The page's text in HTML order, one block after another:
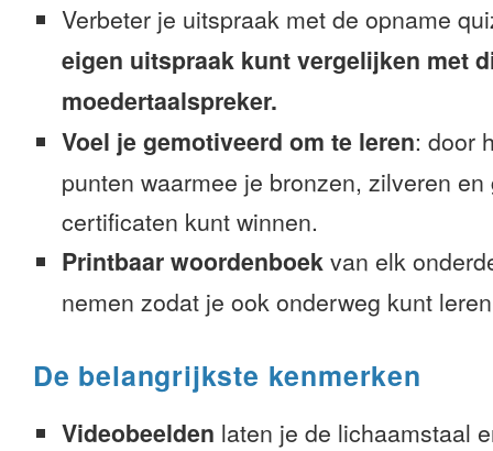
Verbeter je uitspraak met de opname
eigen uitspraak kunt vergelijken met
moedertaalspreker.
Voel je gemotiveerd om te leren: door
punten waarmee je bronzen, zilveren en
certificaten kunt winnen.
Printbaar woordenboek van elk
nemen zodat je ook onderweg kunt
De belangrijkste kenmerken
Videobeelden laten je de lichaamstaal